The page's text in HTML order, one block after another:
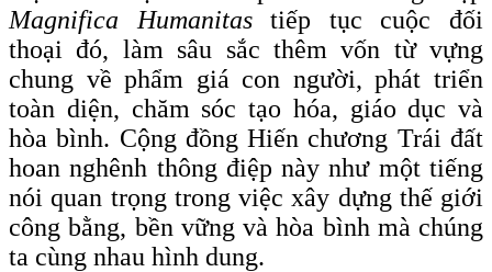
Magnifica Humanitastiếp tục cuộc đối
thoại đó, làm sâu sắc thêm vốn từ vựng
chung về phẩm giá con người, phát triển
toàn diện, chăm sóc tạo hóa, giáo dục và
hòa bình. Cộng đồng Hiến chương Trái đất
hoan nghênh thông điệp này như một tiếng
nói quan trọng trong việc xây dựng thế giới
công bằng, bền vững và hòa bình mà chúng
ta cùng nhau hình dung.